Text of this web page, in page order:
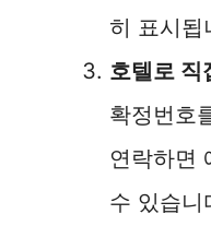
히 표시됩
호텔로 직
확정번호
연락하면
수 있습니